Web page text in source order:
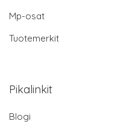
Mp-osat
Tuotemerkit
Pikalinkit
Blogi